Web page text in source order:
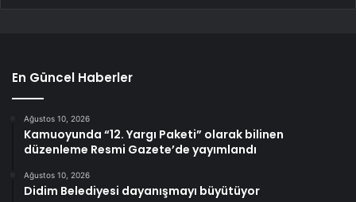
En Güncel Haberler
Ağustos 10, 2026
Kamuoyunda “12. Yargı Paketi” olarak bilinen
düzenleme Resmi Gazete’de yayımlandı
Ağustos 10, 2026
Didim Belediyesi dayanışmayı büyütüyor